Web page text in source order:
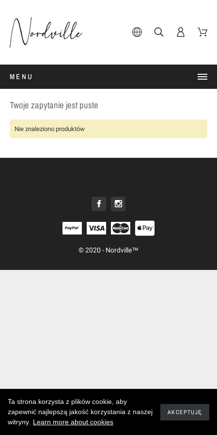
MENU
Twoje zapytanie jest puste
Nie znaleziono produktów
© 2020 - Nordville™
Ta strona korzysta z plików cookie, aby
zapewnić najlepszą jakość korzystania z naszej
witryny. Learn more about cookies
AKCEPTUJĘ